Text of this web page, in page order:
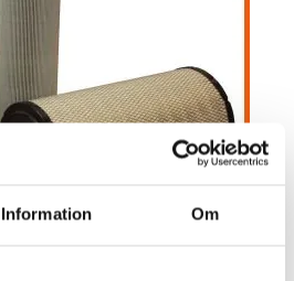
Information Om